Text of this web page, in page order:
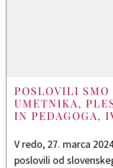
POSLOVILI SMO
UMETNIKA,
IN PEDAGOGA,
V redo, 27. marca
poslovili od